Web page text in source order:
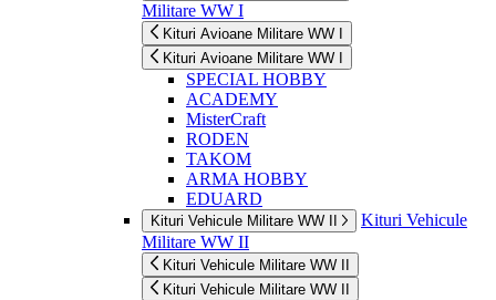
Militare WW I
Kituri Avioane Militare WW I
Kituri Avioane Militare WW I
SPECIAL HOBBY
ACADEMY
MisterCraft
RODEN
TAKOM
ARMA HOBBY
EDUARD
Kituri Vehicule Militare WW II
Kituri Vehicule
Militare WW II
Kituri Vehicule Militare WW II
Kituri Vehicule Militare WW II